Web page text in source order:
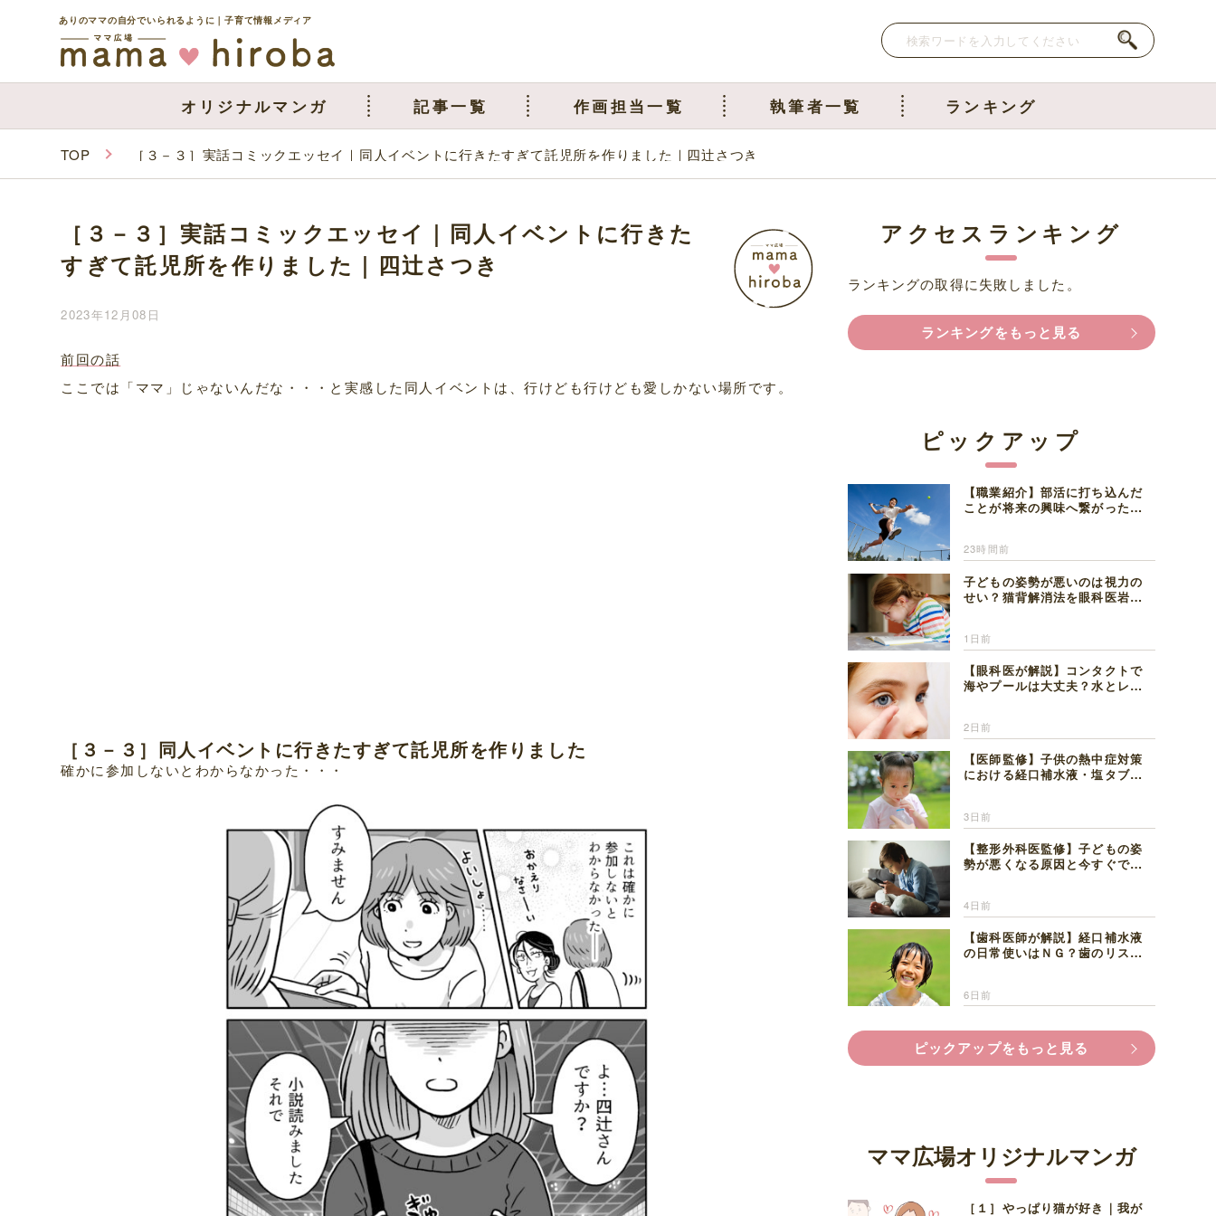
ありのママの自分でいられるように｜子育て情報メディア
オリジナルマンガ 記事一覧 作画担当一覧 執筆者一覧 ランキング
TOP ［３－３］実話コミックエッセイ｜同人イベントに行きたすぎて託児所を作りました｜四辻さつき
［３－３］実話コミックエッセイ｜同人イベントに行きた
すぎて託児所を作りました｜四辻さつき
2023年12月08日
前回の話
ここでは「ママ」じゃないんだな・・・と実感した同人イベントは、行けども行けども愛しかない場所です。
［３－３］同人イベントに行きたすぎて託児所を作りました
確かに参加しないとわからなかった・・・
アクセスランキング
ランキングの取得に失敗しました。
ランキングをもっと見る
ピックアップ
【職業紹介】部活に打ち込んだ
ことが将来の興味へ繋がった。
23時間前
子どもの姿勢が悪いのは視力の
せい？猫背解消法を眼科医岩見
1日前
【眼科医が解説】コンタクトで
海やプールは大丈夫？水とレン
2日前
【医師監修】子供の熱中症対策
における経口補水液・塩タブレ
3日前
【整形外科医監修】子どもの姿
勢が悪くなる原因と今すぐでき
4日前
【歯科医師が解説】経口補水液
の日常使いはＮＧ？歯のリスク
6日前
ピックアップをもっと見る
ママ広場オリジナルマンガ
［１］やっぱり猫が好き｜我が